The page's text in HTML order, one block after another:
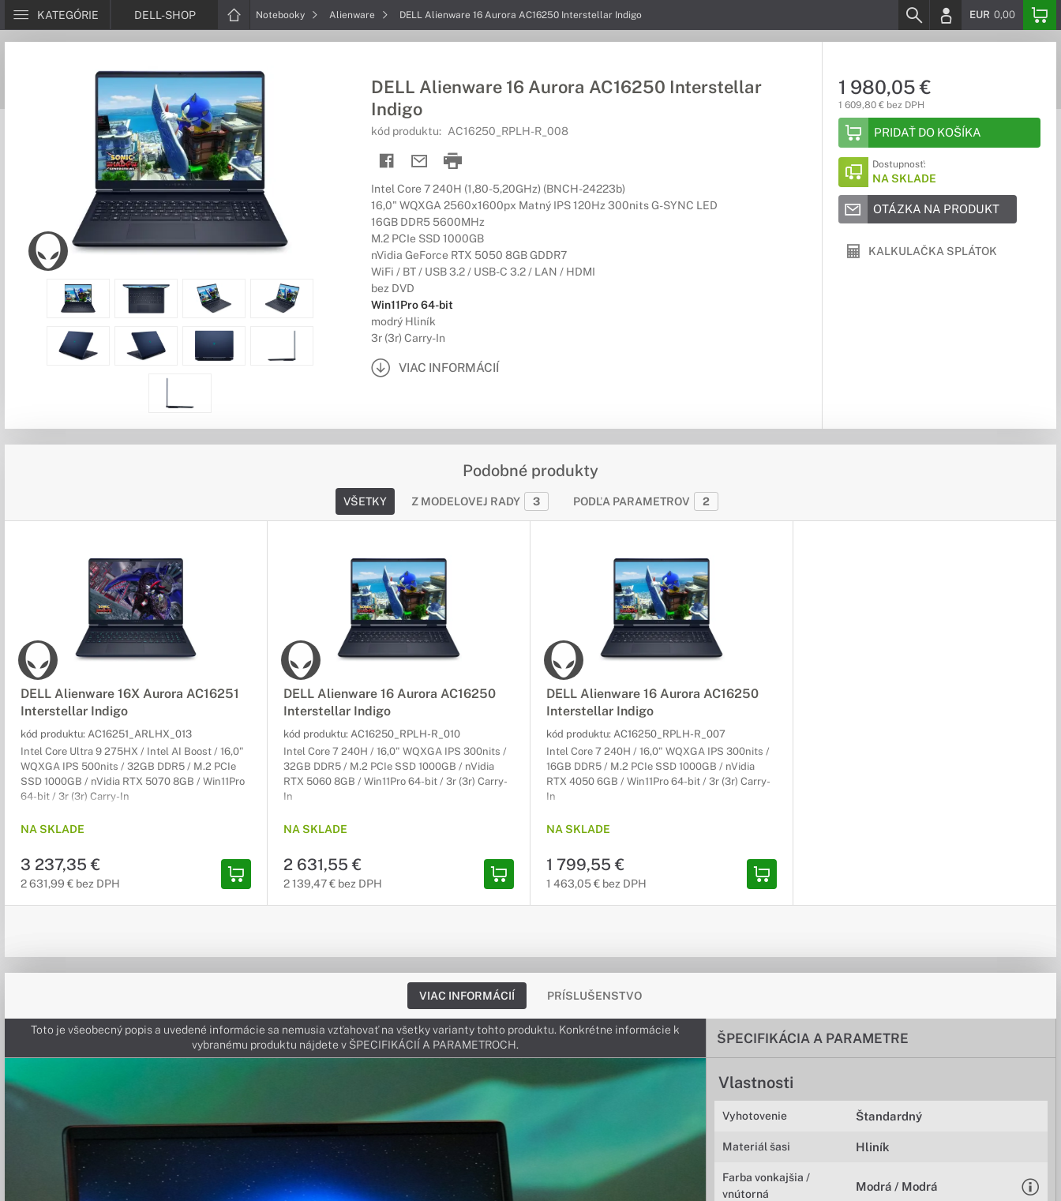
KATEGÓRIE DELL-SHOP Notebooky Alienware DELL Alienware 16 Aurora AC16250 Interstellar Indigo EUR 0,00
DELL Alienware 16 Aurora AC16250 Interstellar
Indigo
kód produktu: AC16250_RPLH-R_008
Intel Core 7 240H (1,80-5,20GHz) (BNCH-24223b)
16,0" WQXGA 2560x1600px Matný IPS 120Hz 300nits G-SYNC LED
16GB DDR5 5600MHz
M.2 PCIe SSD 1000GB
nVidia GeForce RTX 5050 8GB GDDR7
WiFi / BT / USB 3.2 / USB-C 3.2 / LAN / HDMI
bez DVD
Win11Pro 64-bit
modrý Hliník
3r (3r) Carry-In
VIAC INFORMÁCIÍ
1 980,05 €
1 609,80 € bez DPH
PRIDAŤ DO KOŠÍKA
Dostupnosť:
NA SKLADE
OTÁZKA NA PRODUKT
KALKULAČKA SPLÁTOK
Podobné produkty
VŠETKY Z MODELOVEJ RADY 3 PODĽA PARAMETROV 2
DELL Alienware 16X Aurora AC16251
Interstellar Indigo
kód produktu: AC16251_ARLHX_013
Intel Core Ultra 9 275HX / Intel AI Boost / 16,0"
WQXGA IPS 500nits / 32GB DDR5 / M.2 PCIe
SSD 1000GB / nVidia RTX 5070 8GB / Win11Pro
64-bit / 3r (3r) Carry-In
NA SKLADE
3 237,35 €
2 631,99 € bez DPH
DELL Alienware 16 Aurora AC16250
Interstellar Indigo
kód produktu: AC16250_RPLH-R_010
Intel Core 7 240H / 16,0" WQXGA IPS 300nits /
32GB DDR5 / M.2 PCIe SSD 1000GB / nVidia
RTX 5060 8GB / Win11Pro 64-bit / 3r (3r) Carry-
In
NA SKLADE
2 631,55 €
2 139,47 € bez DPH
DELL Alienware 16 Aurora AC16250
Interstellar Indigo
kód produktu: AC16250_RPLH-R_007
Intel Core 7 240H / 16,0" WQXGA IPS 300nits /
16GB DDR5 / M.2 PCIe SSD 1000GB / nVidia
RTX 4050 6GB / Win11Pro 64-bit / 3r (3r) Carry-
In
NA SKLADE
1 799,55 €
1 463,05 € bez DPH
VIAC INFORMÁCIÍ PRÍSLUŠENSTVO
ŠPECIFIKÁCIA A PARAMETRE
Vlastnosti
Vyhotovenie Štandardný
Materiál šasi Hliník
Farba vonkajšia /
vnútorná
Modrá / Modrá
Toto je všeobecný popis a uvedené informácie sa nemusia vzťahovať na všetky varianty tohto produktu. Konkrétne informácie k
vybranému produktu nájdete v ŠPECIFIKÁCIÍ A PARAMETROCH.